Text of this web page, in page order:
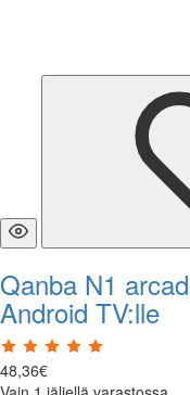
Qanba N1
Android TV:lle
48,36€